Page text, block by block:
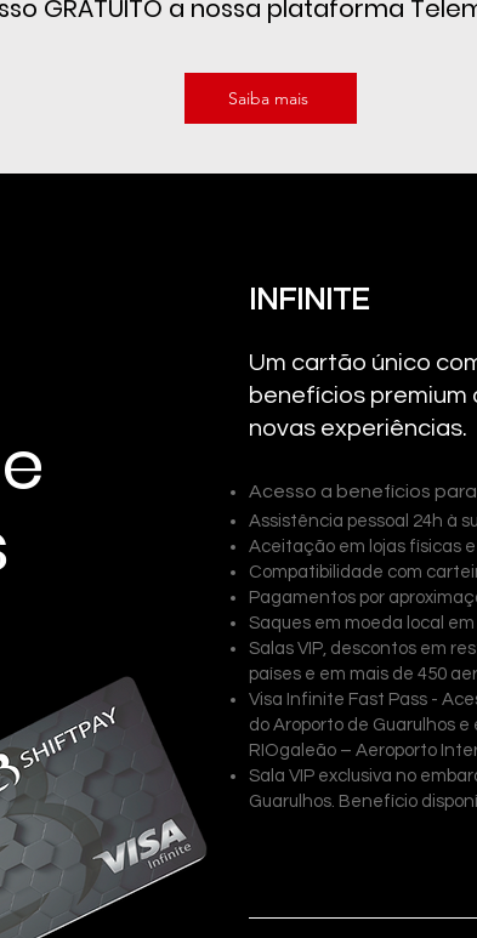
GRATUITO a nossa plataforma
Saiba mais
INFINITE
Um cartão único
benefícios premium
novas experiências.
Acesso a benefícios
Assistência pessoal 24h à
Aceitação em lojas físicas
Compatibilidade com
Pagamentos por
Saques em moeda local
Salas VIP, descontos em
países e em mais de 450
Visa Infinite Fast Pass -
do Aroporto de Guarulhos
RIOgaleão – Aeroporto
Sala VIP exclusiva no
Guarulhos. Benefício